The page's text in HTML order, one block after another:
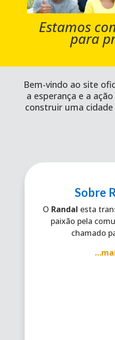
Estamos
para
Bem-vindo ao site
a esperança e a
construir uma
Sobre
O Randal esta
paixão pela
chamado